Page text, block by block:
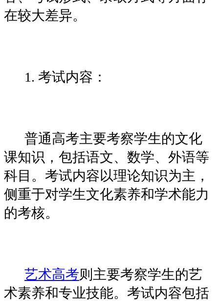
在较大差异。
1. 考试内容：
普通高考主要考察学生的文化
课知识，包括语文、数学、外语等
科目。考试内容以理论知识为主，
侧重于对学生文化素养和学术能力
的考核。
艺术高考则主要考察学生的艺
术素养和专业技能。考试内容包括